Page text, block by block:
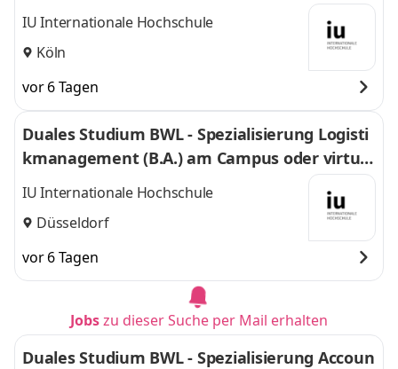
l
IU Internationale Hochschule
Köln
vor 6 Tagen
Duales Studium BWL - Spezialisierung Logisti
kmanagement (B.A.) am Campus oder virtuel
l
IU Internationale Hochschule
Düsseldorf
vor 6 Tagen
Jobszu dieser Suche per Mail erhalten
Duales Studium BWL - Spezialisierung Accoun